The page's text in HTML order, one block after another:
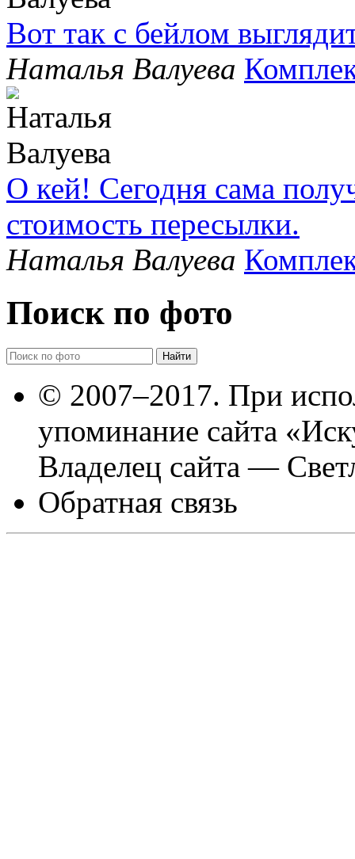
Вот так с бейлом
Наталья Валуева
О кей! Сегодня сама
стоимость пересылки.
Наталья Валуева
Поиск по фото
© 2007–2017. При
упоминание сайта
Владелец сайта —
Обратная связь